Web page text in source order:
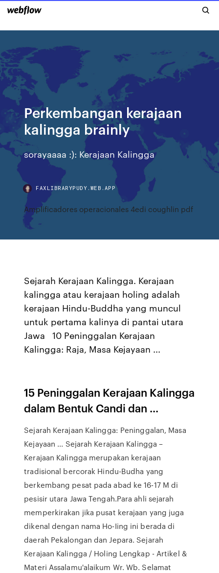
Perkembangan kerajaan
kalingga brainly
sorayaaaa :): Kerajaan Kalingga
FAXLIBRARYPUDY.WEB.APP
Amplificadores operacionales 4edi coughlin pdf
Sejarah Kerajaan Kalingga. Kerajaan
kalingga atau kerajaan holing adalah
kerajaan Hindu-Buddha yang muncul
untuk pertama kalinya di pantai utara
Jawa 10 Peninggalan Kerajaan
Kalingga: Raja, Masa Kejayaan ...
15 Peninggalan Kerajaan Kalingga
dalam Bentuk Candi dan ...
Sejarah Kerajaan Kalingga: Peninggalan, Masa
Kejayaan ... Sejarah Kerajaan Kalingga –
Kerajaan Kalingga merupakan kerajaan
tradisional bercorak Hindu-Budha yang
berkembang pesat pada abad ke 16-17 M di
pesisir utara Jawa Tengah.Para ahli sejarah
memperkirakan jika pusat kerajaan yang juga
dikenal dengan nama Ho-Iing ini berada di
daerah Pekalongan dan Jepara. Sejarah
Kerajaan Kalingga / Holing Lengkap - Artikel &
Materi Assalamu'alaikum Wr. Wb. Selamat